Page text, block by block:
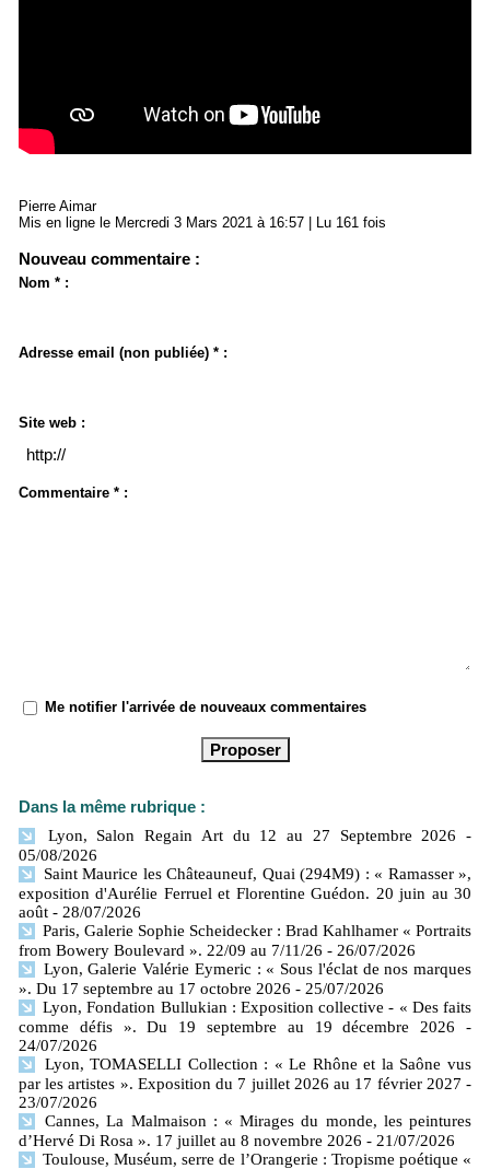
Pierre Aimar
Mis en ligne le Mercredi 3 Mars 2021 à 16:57 | Lu 161 fois
Nouveau commentaire :
Nom * :
Adresse email (non publiée) * :
Site web :
Commentaire * :
Me notifier l'arrivée de nouveaux commentaires
Dans la même rubrique :
Lyon, Salon Regain Art du 12 au 27 Septembre 2026
-
05/08/2026
Saint Maurice les Châteauneuf, Quai (294M9) : « Ramasser »,
exposition d'Aurélie Ferruel et Florentine Guédon. 20 juin au 30
août - 28/07/2026
Paris, Galerie Sophie Scheidecker : Brad Kahlhamer « Portraits
from Bowery Boulevard ». 22/09 au 7/11/26 - 26/07/2026
Lyon, Galerie Valérie Eymeric : « Sous l'éclat de nos marques
». Du 17 septembre au 17 octobre 2026 - 25/07/2026
Lyon, Fondation Bullukian : Exposition collective - « Des faits
comme défis ». Du 19 septembre au 19 décembre 2026
-
24/07/2026
Lyon, TOMASELLI Collection : « Le Rhône et la Saône vus
par les artistes ». Exposition du 7 juillet 2026 au 17 février 2027 -
23/07/2026
Cannes, La Malmaison : « Mirages du monde, les peintures
d’Hervé Di Rosa ». 17 juillet au 8 novembre 2026 - 21/07/2026
Toulouse, Muséum, serre de l’Orangerie : Tropisme poétique «